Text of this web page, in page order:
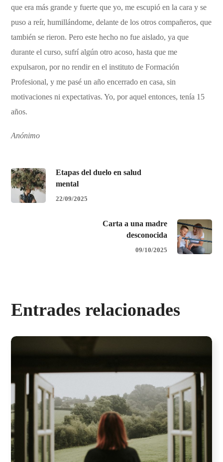
que era más grande y fuerte que yo, me escupió en la cara y se
puso a reír, humillándome, delante de los otros compañeros, que
también se rieron. Pero este hecho no fue aislado, ya que
durante el curso, sufrí algún otro acoso, hasta que me
expulsaron, por no rendir en el instituto de Formación
Profesional, y me pasé un año encerrado en casa, sin
motivaciones ni expectativas. Yo, por aquel entonces, tenía 15
años.
Anónimo
Etapas del duelo en salud
mental
22/09/2025
Carta a una madre
desconocida
09/10/2025
Entrades relacionades